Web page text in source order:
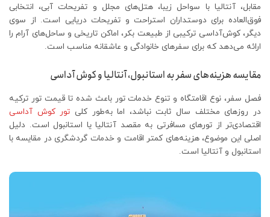
مقابل، آنتالیا با سواحل زیبا، هتل‌های مجلل و تفریحات آبی، انتخابی
فوق‌العاده برای دوستداران استراحت و تفریحات دریایی است. از سوی
دیگر، کوش‌آداسی ترکیبی از طبیعت بکر، اماکن تاریخی و ساحل‌های آرام را
ارائه می‌دهد که برای سفرهای خانوادگی و عاشقانه مناسب است.
مقایسه هزینه‌های سفر به استانبول، آنتالیا و کوش آداسی
فصل سفر، نوع اقامتگاه و تنوع خدمات تور باعث شده تا قیمت تور ترکیه
در روزهای مختلف سال ثابت نباشد، اما به‌طور کلی تور کوش آداسی
اقتصادی‌تر از تورهای مسافرتی به مقصد آنتالیا یا استانبول است. دلیل
اصلی این موضوع، هزینه‌های کمتر اقامت و خدمات گردشگری در مقایسه با
استانبول و آنتالیا است.